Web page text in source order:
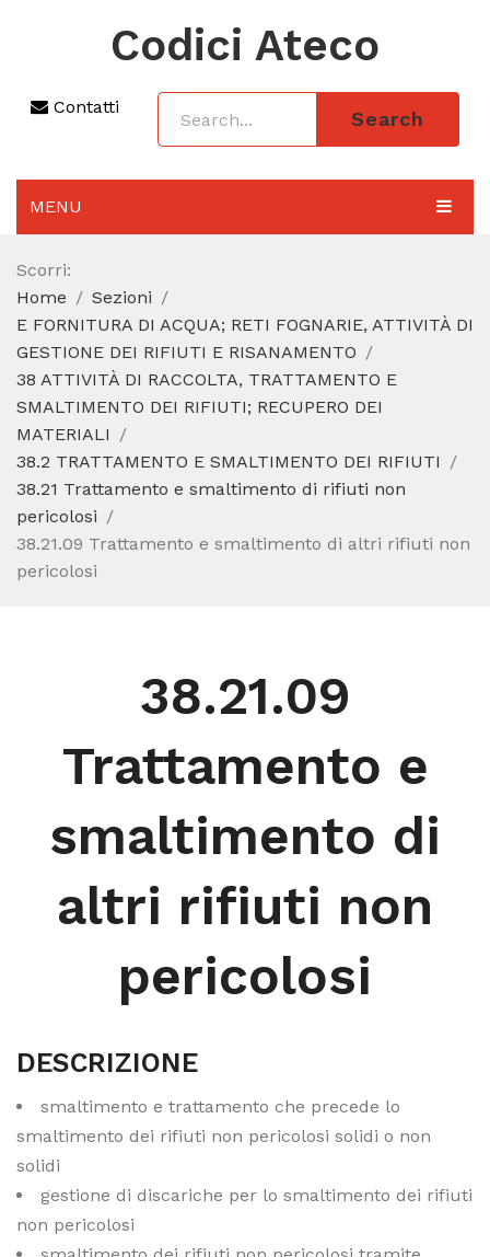
Codici Ateco
Contatti
Search
MENU
AGGIORNAMENTO 2025
SEZIONI
CODICE ATECO A COSA SERVE
CODICE FISCALE
Scorri:
Home
Sezioni
E FORNITURA DI ACQUA; RETI FOGNARIE, ATTIVITÀ DI
GESTIONE DEI RIFIUTI E RISANAMENTO
38 ATTIVITÀ DI RACCOLTA, TRATTAMENTO E
SMALTIMENTO DEI RIFIUTI; RECUPERO DEI
MATERIALI
38.2 TRATTAMENTO E SMALTIMENTO DEI RIFIUTI
38.21 Trattamento e smaltimento di rifiuti non
pericolosi
38.21.09 Trattamento e smaltimento di altri rifiuti non
pericolosi
38.21.09
Trattamento e
smaltimento di
altri rifiuti non
pericolosi
DESCRIZIONE
smaltimento e trattamento che precede lo
smaltimento dei rifiuti non pericolosi solidi o non
solidi
gestione di discariche per lo smaltimento dei rifiuti
non pericolosi